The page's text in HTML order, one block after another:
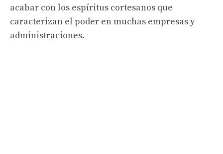
acabar con los espíritus cortesanos que
caracterizan el poder en muchas empresas y
administraciones.